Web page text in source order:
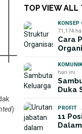
)
TOP VIEW ALL
KONSEP
71,174
Cara
hari ini
Duka
PROFIT
11